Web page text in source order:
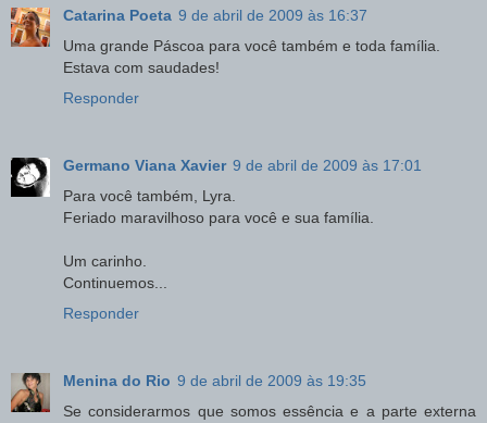
Catarina Poeta 9 de abril de 2009 às 16:37
Uma grande Páscoa para você também e toda família.
Estava com saudades!
Responder
Germano Viana Xavier 9 de abril de 2009 às 17:01
Para você também, Lyra.
Feriado maravilhoso para você e sua família.
Um carinho.
Continuemos...
Responder
Menina do Rio 9 de abril de 2009 às 19:35
Se considerarmos que somos essência e a parte externa